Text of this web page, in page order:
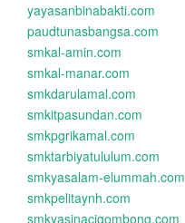
yayasanbinabakti.com
paudtunasbangsa.com
smkal-amin.com
smkal-manar.com
smkdarulamal.com
smkitpasundan.com
smkpgrikamal.com
smktarbiyatululum.com
smkyasalam-elummah.com
smkpelitaynh.com
smkyasinacigombong.com